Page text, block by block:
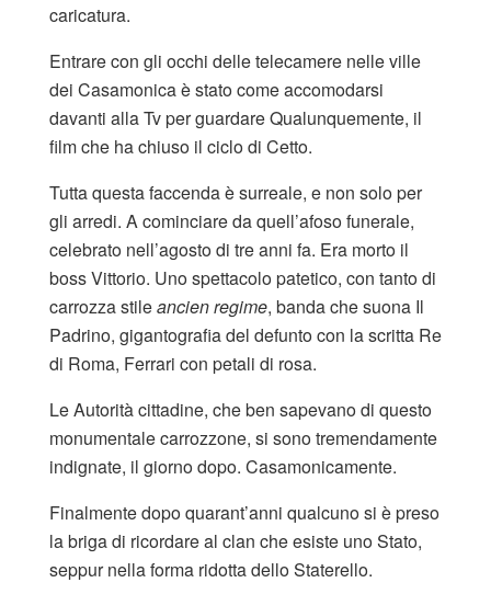
caricatura.
Entrare con gli occhi delle telecamere nelle ville
dei Casamonica è stato come accomodarsi
davanti alla Tv per guardare Qualunquemente, il
film che ha chiuso il ciclo di Cetto.
Tutta questa faccenda è surreale, e non solo per
gli arredi. A cominciare da quell’afoso funerale,
celebrato nell’agosto di tre anni fa. Era morto il
boss Vittorio. Uno spettacolo patetico, con tanto di
carrozza stileancien regime, banda che suona Il
Padrino, gigantografia del defunto con la scritta Re
di Roma, Ferrari con petali di rosa.
Le Autorità cittadine, che ben sapevano di questo
monumentale carrozzone, si sono tremendamente
indignate, il giorno dopo. Casamonicamente.
Finalmente dopo quarant’anni qualcuno si è preso
la briga di ricordare al clan che esiste uno Stato,
seppur nella forma ridotta dello Staterello.